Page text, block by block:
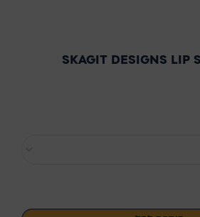
SKAGIT DESIGNS LIP